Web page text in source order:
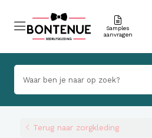
Samples
aanvragen
Terug naar zorgkleding